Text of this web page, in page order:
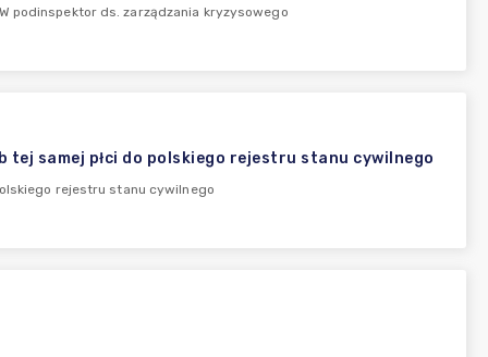
podinspektor ds. zarządzania kryzysowego
samej płci do polskiego rejestru stanu cywilnego
rejestru stanu cywilnego